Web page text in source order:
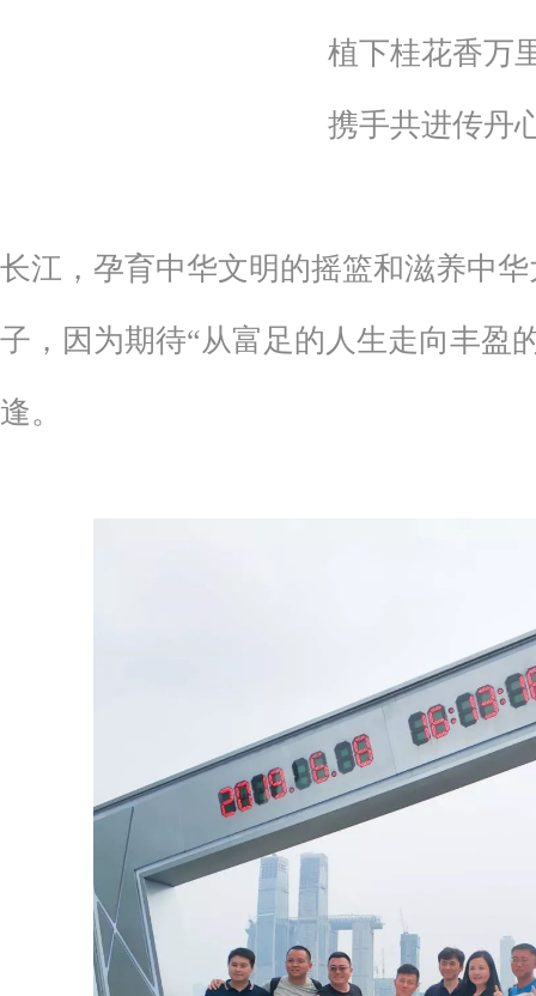
植下桂花香万
携手共进传丹
长江，孕育中华文明的摇篮和滋养中
子，因为期待“从富足的人生走向丰盈
逢。